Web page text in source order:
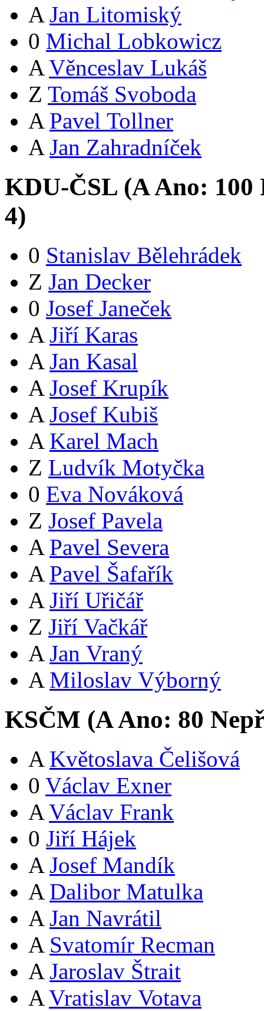
A Jan Litomiský
0 Michal Lobkowicz
A Věnceslav Lukáš
Z Tomáš Svoboda
A Pavel Tollner
A Jan Zahradníček
KDU-ČSL (AAno: 100
4)
0 Stanislav Bělehrádek
Z Jan Decker
0 Josef Janeček
A Jiří Karas
A Jan Kasal
A Josef Krupík
A Josef Kubiš
A Karel Mach
Z Ludvík Motyčka
0 Eva Nováková
Z Josef Pavela
A Pavel Severa
A Pavel Šafařík
A Jiří Uřičář
Z Jiří Vačkář
A Jan Vraný
A Miloslav Výborný
KSČM (AAno: 80
A Květoslava Čelišová
0 Václav Exner
A Václav Frank
0 Jiří Hájek
A Josef Mandík
A Dalibor Matulka
A Jan Navrátil
A Svatomír Recman
A Jaroslav Štrait
A Vratislav Votava